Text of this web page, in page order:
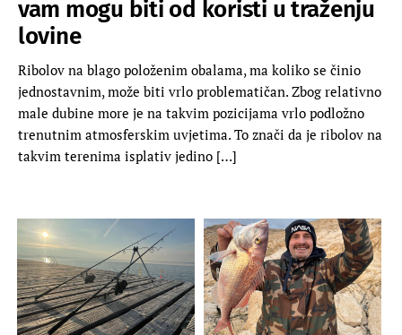
vam mogu biti od koristi u traženju
lovine
Ribolov na blago položenim obalama, ma koliko se činio
jednostavnim, može biti vrlo problematičan. Zbog relativno
male dubine more je na takvim pozicijama vrlo podložno
trenutnim atmosferskim uvjetima. To znači da je ribolov na
takvim terenima isplativ jedino […]